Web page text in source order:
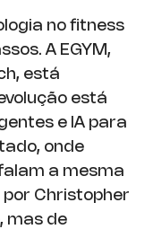
no fitness
A EGYM,
está
está
e IA para
onde
a mesma
por Christopher
mas de